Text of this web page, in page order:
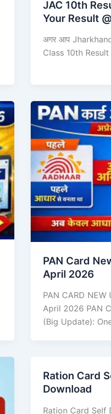
JAC 10th
Your Result
अगर आप
Class 10th Result
PAN Card
April 2026
PAN CARD
April 2026 PAN
(Big Update):
Ration Card
Download
Ration Card Self